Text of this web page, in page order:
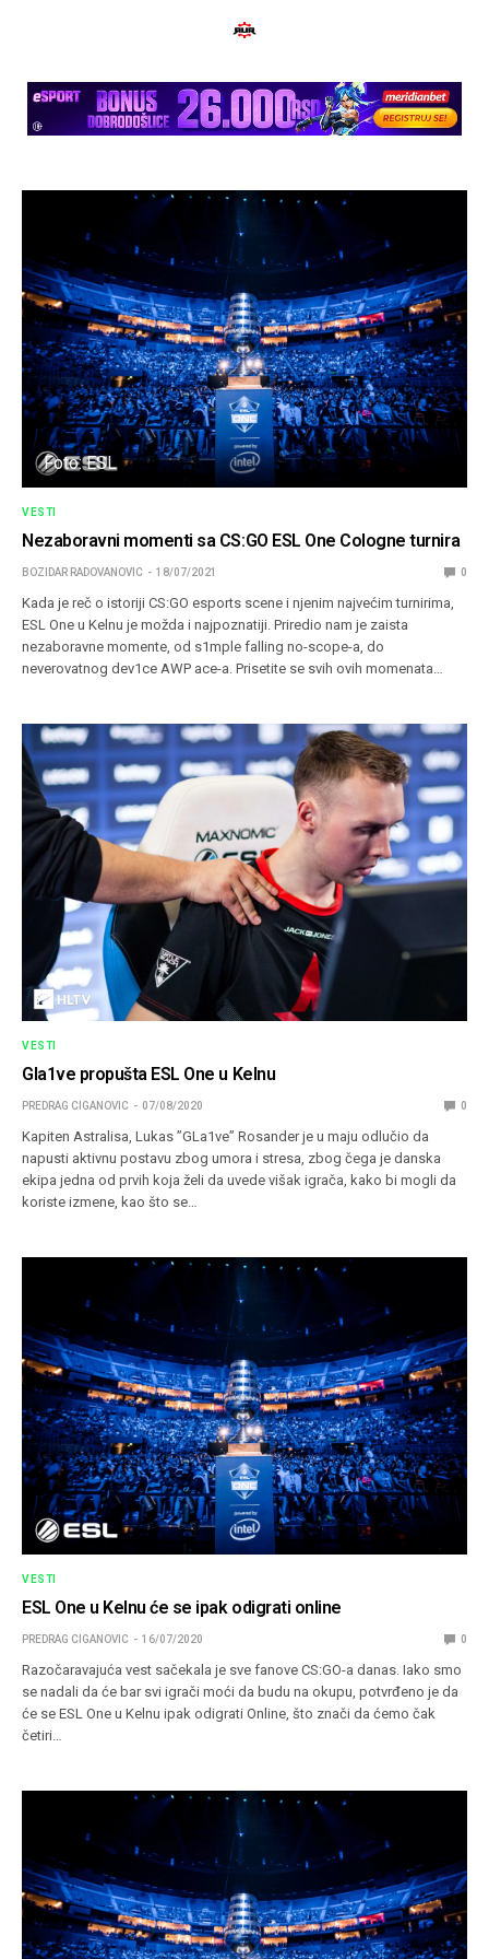
Foto: ESL
VESTI
Nezaboravni momenti sa CS:GO ESL One Cologne turnira
BOZIDAR RADOVANOVIC 18/07/2021 0
Kada je reč o istoriji CS:GO esports scene i njenim najvećim turnirima,
ESL One u Kelnu je možda i najpoznatiji. Priredio nam je zaista
nezaboravne momente, od s1mple falling no-scope-a, do
neverovatnog dev1ce AWP ace-a. Prisetite se svih ovih momenata…
VESTI
Gla1ve propušta ESL One u Kelnu
PREDRAG CIGANOVIC 07/08/2020 0
Kapiten Astralisa, Lukas ”GLa1ve” Rosander je u maju odlučio da
napusti aktivnu postavu zbog umora i stresa, zbog čega je danska
ekipa jedna od prvih koja želi da uvede višak igrača, kako bi mogli da
koriste izmene, kao što se…
VESTI
ESL One u Kelnu će se ipak odigrati online
PREDRAG CIGANOVIC 16/07/2020 0
Razočaravajuća vest sačekala je sve fanove CS:GO-a danas. Iako smo
se nadali da će bar svi igrači moći da budu na okupu, potvrđeno je da
će se ESL One u Kelnu ipak odigrati Online, što znači da ćemo čak
četiri…